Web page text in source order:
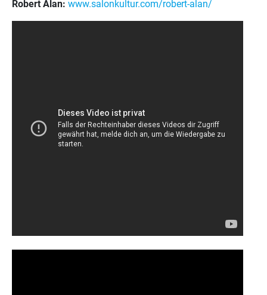
Robert Alan: www.salonkultur.com/robert-alan/